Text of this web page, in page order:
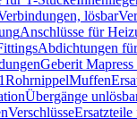
lösbar
Anschlüsse für
Abdichtungen
Geberit Mapress
RohrnippelMuffen
Übergänge
VerschlüsseErsatzteile